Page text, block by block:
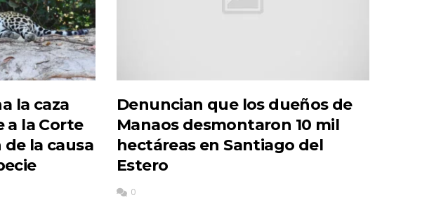
la caza
a la Corte
la causa
Denuncian que los dueños de
Manaos desmontaron 10 mil
hectáreas en Santiago del
Estero
0